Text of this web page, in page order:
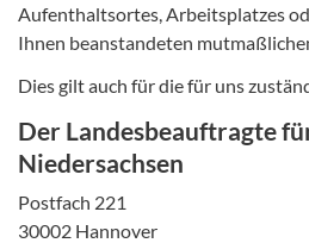
Aufenthaltsortes, Arbeitsplatzes
Ihnen beanstandeten
Dies gilt auch für die für uns
Der Landesbeauftragte
Niedersachsen
Postfach 221
30002 Hannover